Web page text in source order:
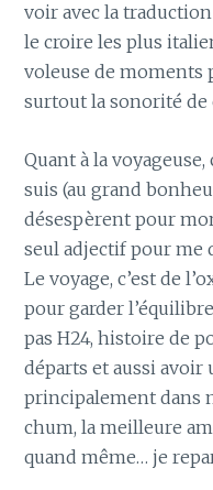
voir avec la
le croire les plus
voleuse de moments
surtout la sonorité de
Quant à la voyageuse,
suis (au grand
désespèrent pour
seul adjectif pour me
Le voyage, c’est de
pour garder
pas H24, histoire de
départs et aussi
principalement dans
chum, la meilleure
quand même… je